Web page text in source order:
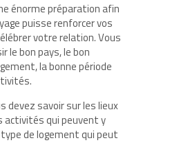
énorme préparation afin
puisse renforcer vos
votre relation. Vous
le bon pays, le bon
la bonne période
devez savoir sur les lieux
activités qui peuvent y
de logement qui peut